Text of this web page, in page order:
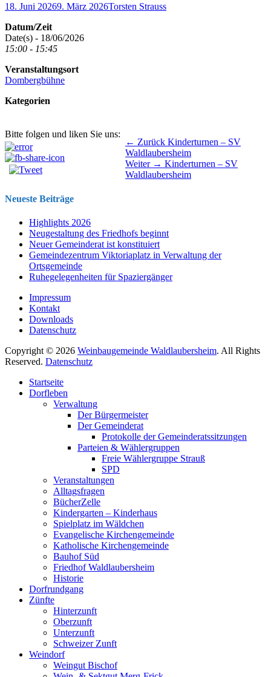
Veröffentlicht
18. Juni 20269. März 2026Autor
Torsten Strauss
Datum/Zeit
Date(s) - 18/06/2026
15:00 - 15:45
Veranstaltungsort
Dombergbühne
Kategorien
Bitte folgen und liken Sie uns:
Beitragsnavigation ← Zurück Vorhergehender
Beitrag:
Kinderturnen – SV
Waldlaubersheim
Weiter → Nächster
Beitrag:
Kinderturnen – SV
Waldlaubersheim
Neueste Beiträge
Highlights 2026
Neugestaltung des Friedhofs beginnt
Neuer Gemeinderat ist konstituiert
Gemeindezentrum Viktoriaplatz in Verwaltung der
Ortsgemeinde
Ruhegelegenheiten für Spaziergänger
Impressum
Kontakt
Downloads
Datenschutz
Copyright © 2026 Weinbaugemeinde Waldlaubersheim. All Rights
Reserved. Datenschutz
oben
scrollen
Startseite
Dorfleben
Verwaltung
Der Bürgermeister
Der Gemeinderat
Protokolle der Gemeinderatssitzungen
Parteien & Wählergruppen
Freie Wählergruppe Strauß
SPD
Veranstaltungen
Alltagsfragen
BücherZelle
Kindergarten – Kinderhaus
Spielplatz im Wäldchen
Evangelische Kirchengemeinde
Katholische Kirchengemeinde
Bauhof Süd
Friedhof Waldlaubersheim
Historie
Dorfrundgang
Zünfte
Hinterzunft
Oberzunft
Unterzunft
Schweizer Zunft
Weindorf
Weingut Bischof